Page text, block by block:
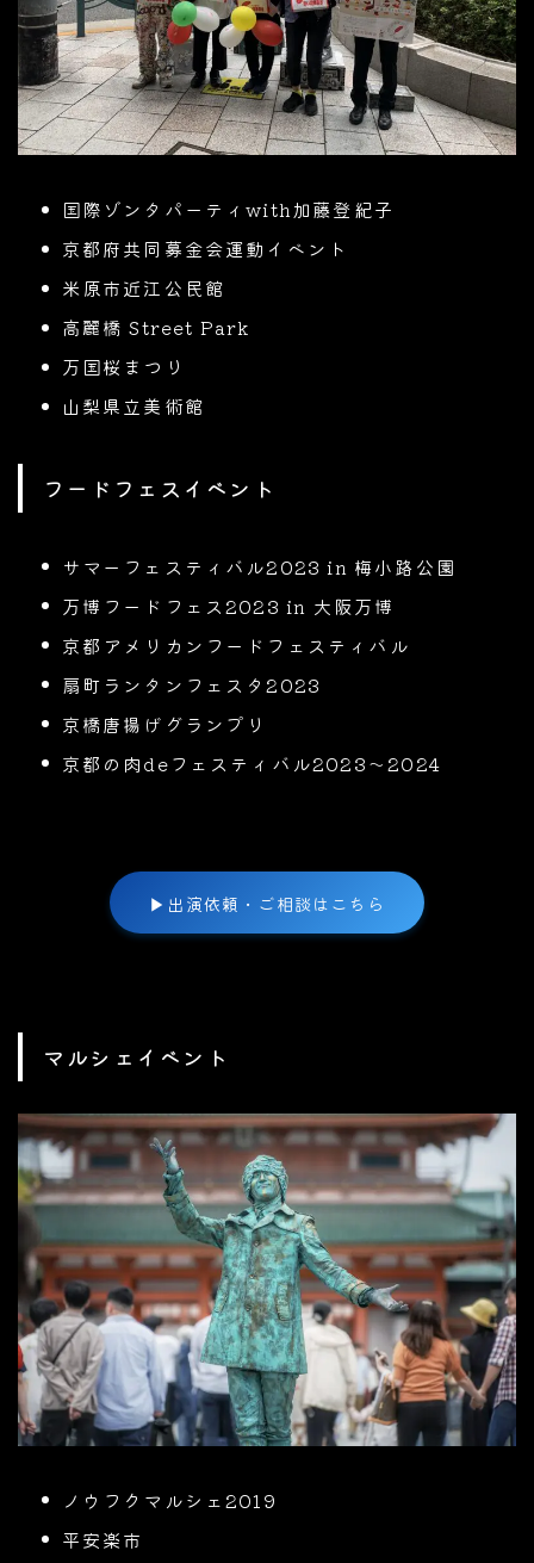
国際ゾンタパーティwith加藤登紀子
京都府共同募金会運動イベント
米原市近江公民館
高麗橋 Street Park
万国桜まつり
山梨県立美術館
フードフェスイベント
サマーフェスティバル2023 in 梅小路公園
万博フードフェス2023 in 大阪万博
京都アメリカンフードフェスティバル
扇町ランタンフェスタ2023
京橋唐揚げグランプリ
京都の肉deフェスティバル2023〜2024
▶ 出演依頼・ご相談はこちら
マルシェイベント
ノウフクマルシェ2019
平安楽市